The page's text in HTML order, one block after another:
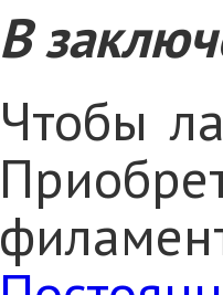
В
Чтобы